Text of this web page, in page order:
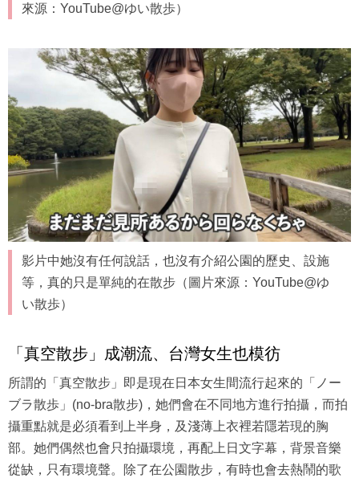
來源：YouTube@ゆい散歩）
影片中她沒有任何說話，也沒有介紹公園的歷史、設施
等，真的只是單純的在散步（圖片來源：YouTube@ゆ
い散歩）
「真空散步」成潮流、台灣女生也模彷
所謂的「真空散步」即是現在日本女生間流行起來的「ノー
ブラ散歩」(no-bra散步)，她們會在不同地方進行拍攝，而拍
攝重點就是必須看到上半身，及淺薄上衣裡若隱若現的胸
部。她們偶然也會只拍攝環境，再配上日文字幕，背景音樂
從缺，只有環境聲。除了在公園散步，有時也會去熱鬧的歌